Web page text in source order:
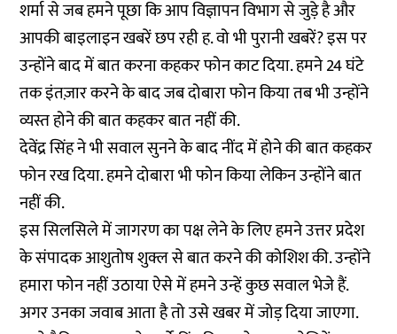
शर्मा से जब हमने पूछा कि आप विज्ञापन विभाग से जुड़े है और
आपकी बाइलाइन खबरें छप रही ह. वो भी पुरानी खबरें? इस पर
उन्होंने बाद में बात करना कहकर फोन काट दिया. हमने 24 घंटे
तक इंतज़ार करने के बाद जब दोबारा फोन किया तब भी उन्होंने
व्यस्त होने की बात कहकर बात नहीं की.
देवेंद्र सिंह ने भी सवाल सुनने के बाद नींद में होने की बात कहकर
फोन रख दिया. हमने दोबारा भी फोन किया लेकिन उन्होंने बात
नहीं की.
इस सिलसिले में जागरण का पक्ष लेने के लिए हमने उत्तर प्रदेश
के संपादक आशुतोष शुक्ल से बात करने की कोशिश की. उन्होंने
हमारा फोन नहीं उठाया ऐसे में हमने उन्हें कुछ सवाल भेजे हैं.
अगर उनका जवाब आता है तो उसे खबर में जोड़ दिया जाएगा.